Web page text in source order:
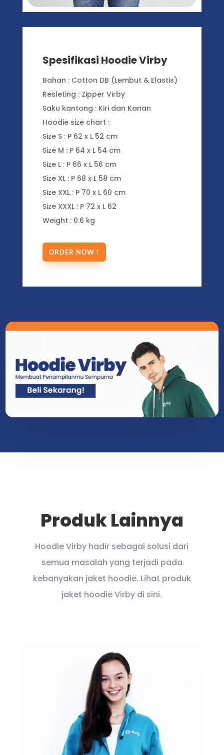
Spesifikasi Hoodie Virby
Bahan : Cotton DB (Lembut & Elastis)
Resleting : Zipper Virby
Saku kantong : Kiri dan Kanan
Hoodie size chart :
Size S : P 62 x L 52 cm
Size M : P 64 x L 54 cm
Size L : P 66 x L 56 cm
Size XL : P 68 x L 58 cm
Size XXL : P 70 x L 60 cm
Size XXXL : P 72 x L 62
Weight : 0.6 kg
ORDER NOW !
Produk Lainnya
Hoodie Virby hadir sebagai solusi dari
semua masalah yang terjadi pada
kebanyakan jaket hoodie. Lihat produk
jaket hoodie Virby di sini.